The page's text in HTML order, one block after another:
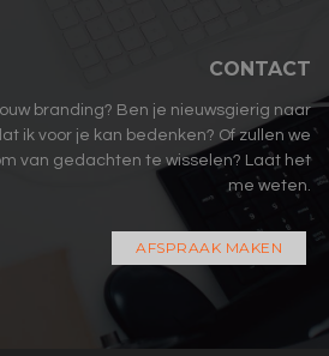
CONTACT
branding? Ben je nieuwsgierig naar
ik voor je kan bedenken? Of zullen we
van gedachten te wisselen? Laat het
me weten.
AFSPRAAK MAKEN